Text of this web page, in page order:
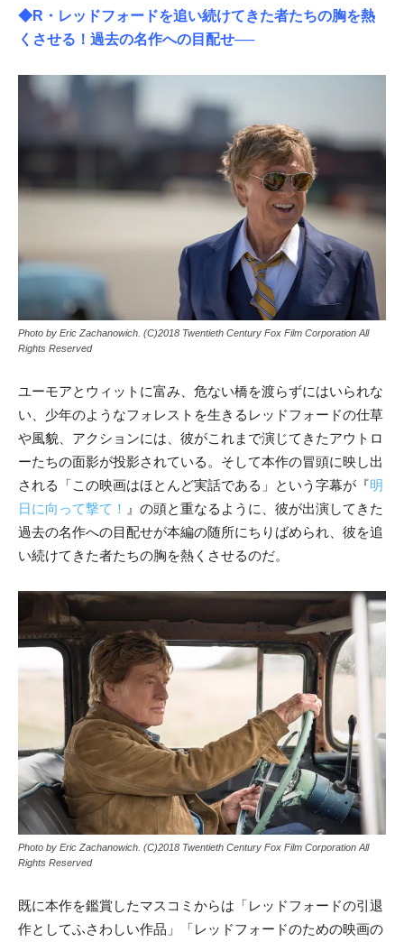
◆R・レッドフォードを追い続けてきた者たちの胸を熱
くさせる！過去の名作への目配せ──
Photo by Eric Zachanowich. (C)2018 Twentieth Century Fox Film Corporation All
Rights Reserved
ユーモアとウィットに富み、危ない橋を渡らずにはいられな
い、少年のようなフォレストを生きるレッドフォードの仕草
や風貌、アクションには、彼がこれまで演じてきたアウトロ
ーたちの面影が投影されている。そして本作の冒頭に映し出
される「この映画はほとんど実話である」という字幕が『明
日に向って撃て！ 』の頭と重なるように、彼が出演してきた
過去の名作への目配せが本編の随所にちりばめられ、彼を追
い続けてきた者たちの胸を熱くさせるのだ。
Photo by Eric Zachanowich. (C)2018 Twentieth Century Fox Film Corporation All
Rights Reserved
既に本作を鑑賞したマスコミからは「レッドフォードの引退
作としてふさわしい作品」「レッドフォードのための映画の